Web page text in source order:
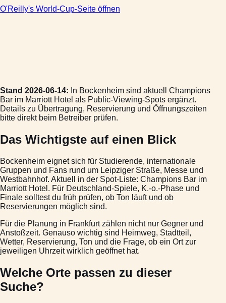
O'Reilly's World-Cup-Seite öffnen
Stand 2026-06-14: In Bockenheim sind aktuell Champions
Bar im Marriott Hotel als Public-Viewing-Spots ergänzt.
Details zu Übertragung, Reservierung und Öffnungszeiten
bitte direkt beim Betreiber prüfen.
Das Wichtigste auf einen Blick
Bockenheim eignet sich für Studierende, internationale
Gruppen und Fans rund um Leipziger Straße, Messe und
Westbahnhof. Aktuell in der Spot-Liste: Champions Bar im
Marriott Hotel. Für Deutschland-Spiele, K.-o.-Phase und
Finale solltest du früh prüfen, ob Ton läuft und ob
Reservierungen möglich sind.
Für die Planung in Frankfurt zählen nicht nur Gegner und
Anstoßzeit. Genauso wichtig sind Heimweg, Stadtteil,
Wetter, Reservierung, Ton und die Frage, ob ein Ort zur
jeweiligen Uhrzeit wirklich geöffnet hat.
Welche Orte passen zu dieser
Suche?